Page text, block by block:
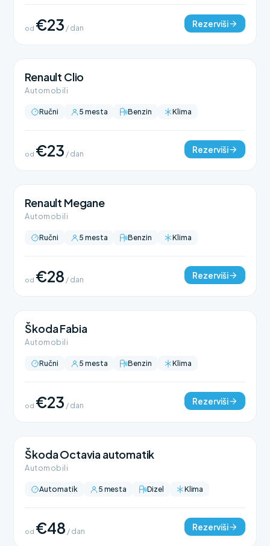
od €23 / dan Rezerviši
Renault Clio
Automobili
Ručni 5 mesta Benzin Klima
od €23 / dan Rezerviši
Renault Megane
Automobili
Ručni 5 mesta Benzin Klima
od €28 / dan Rezerviši
Škoda Fabia
Automobili
Ručni 5 mesta Benzin Klima
od €23 / dan Rezerviši
Škoda Octavia automatik
Automobili
Automatik 5 mesta Dizel Klima
od €48 / dan Rezerviši